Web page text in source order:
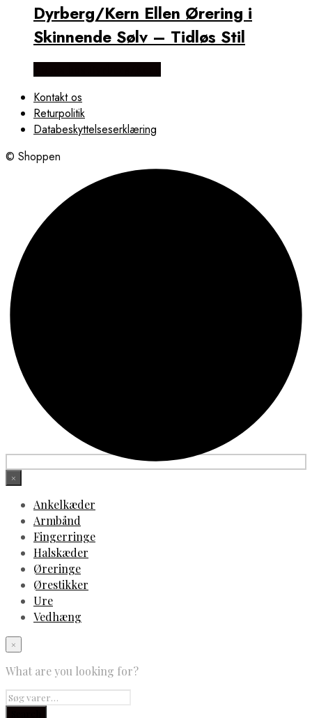
Dyrberg/Kern Ellen Ørering i
Skinnende Sølv – Tidløs Stil
Kontakt os
Returpolitik
Databeskyttelseserklæring
© Shoppen
×
Ankelkæder
Armbånd
Fingerringe
Halskæder
Øreringe
Ørestikker
Ure
Vedhæng
×
What are you looking for?